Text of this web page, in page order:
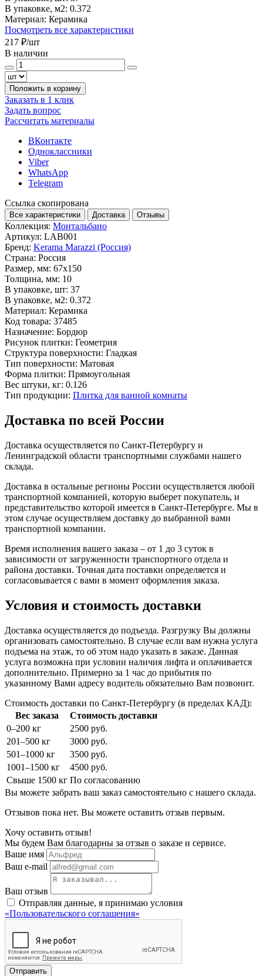
В упаковке, м2: 0.372
Материал: Керамика
Посмотреть все характеристики
217 ₽/шт
В наличии
Положить в корзину
Заказать в 1 клик
Задать вопрос
Рассчитать материалы
ВКонтакте
Одноклассники
Viber
WhatsApp
Telegram
Ссылка скопирована
Все характеристики Доставка Отзывы
Коллекция: Монтальбано
Артикул: LAB001
Бренд: Kerama Marazzi (Россия)
Страна: Россия
Размер, мм: 67x150
Толщина, мм: 10
В упаковке, шт: 37
В упаковке, м2: 0.372
Материал: Керамика
Код товара: 37485
Назначение: Бордюр
Рисунок плитки: Геометрия
Структура поверхности: Гладкая
Тип поверхности: Матовая
Форма плитки: Прямоугольная
Вес штуки, кг: 0.126
Тип продукции: Плитка для ванной комнаты
Доставка по всей России
Доставка осуществляется по Санкт-Петербургу и
Ленинградской области транспортными службами нашего
склада.
Доставка в остальные регионы России осуществляется любой
транспортной компанией, которую выберет покупатель, и
представительство которой имеется в Санкт-Петербурге. Мы в
этом случае осуществляем доставку до выбранной вами
транспортной компании.
Время исполнения вашего заказа – от 1 до 3 суток в
зависимости от загруженности транспортного отдела и
района доставки. Точная дата поставки определяется и
согласовывается с вами в момент оформления заказа.
Условия и стоимость доставки
Доставка осуществляется до подъезда. Разгрузку Вы должны
организовать самостоятельно. В случае если вам нужна услуга
подъема на этаж, то об этом надо указать в заказе. Данная
услуга возможна при условии наличия лифта и оплачивается
дополнительно. Примерно за 1 час до прибытия по
указанному Вами адресу водитель обязательно Вам позвонит.
Стоимость доставки по Санкт-Петербургу (в пределах КАД):
Вес заказа
Стоимость доставки
0–200 кг
2500 руб.
201–500 кг
3000 руб.
501–1000 кг
3500 руб.
1001–1500 кг
4500 руб.
Свыше 1500 кг По согласованию
Вы можете забрать ваш заказ самостоятельно с нашего склада.
Отзывов пока нет. Вы можете оставить отзыв первым.
Хочу оставить отзыв!
Мы будем Вам благодарны за отзыв о заказе и сервисе.
Ваше имя
Ваш e-mail
Ваш отзыв
Отправляя данные, я принимаю условия
«Пользовательского соглашения»
Отправить